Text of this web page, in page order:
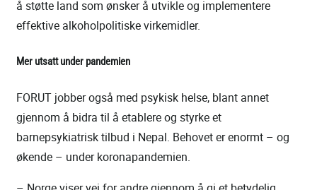
å støtte land som ønsker å utvikle og implementere
effektive alkoholpolitiske virkemidler.
Mer utsatt under pandemien
FORUT jobber også med psykisk helse, blant annet
gjennom å bidra til å etablere og styrke et
barnepsykiatrisk tilbud i Nepal. Behovet er enormt – og
økende – under koronapandemien.